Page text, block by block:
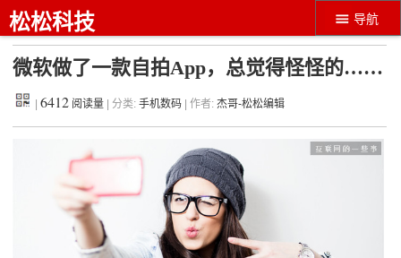
导航
松松科技
微软做了一款自拍App，总觉得怪怪的……
|6412 阅读量 | 分类:手机数码 | 作者:杰哥-松松编辑